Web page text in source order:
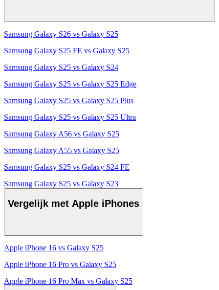
Samsung Galaxy S26 vs Galaxy S25
Samsung Galaxy S25 FE vs Galaxy S25
Samsung Galaxy S25 vs Galaxy S24
Samsung Galaxy S25 vs Galaxy S25 Edge
Samsung Galaxy S25 vs Galaxy S25 Plus
Samsung Galaxy S25 vs Galaxy S25 Ultra
Samsung Galaxy A56 vs Galaxy S25
Samsung Galaxy A55 vs Galaxy S25
Samsung Galaxy S25 vs Galaxy S24 FE
Samsung Galaxy S25 vs Galaxy S23
Vergelijk met Apple iPhones
Apple iPhone 16 vs Galaxy S25
Apple iPhone 16 Pro vs Galaxy S25
Apple iPhone 16 Pro Max vs Galaxy S25